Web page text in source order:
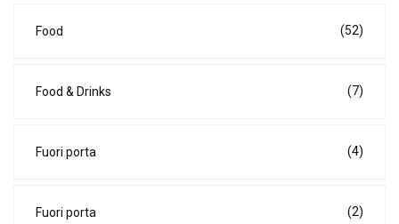
Food (52)
Food & Drinks (7)
Fuori porta (4)
Fuori porta (2)